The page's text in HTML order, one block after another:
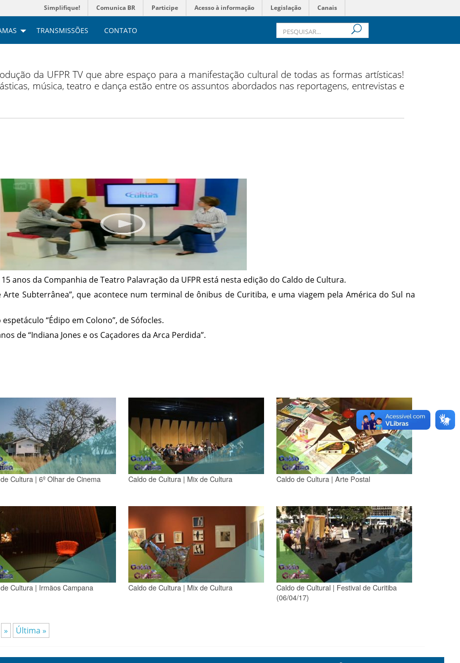
Simplifique! Comunica BR Participe Acesso à informação Legislação Canais
TRANSMISSÕES CONTATO
da UFPR TV que abre espaço para a manifestação cultural de todas as formas artísticas!
música, teatro e dança estão entre os assuntos abordados nas reportagens, entrevistas e
anos da Companhia de Teatro Palavração da UFPR está nesta edição do Caldo de Cultura.
Subterrânea”, que acontece num terminal de ônibus de Curitiba, e uma viagem pela América do Sul na
“Édipo em Colono”, de Sófocles.
de “Indiana Jones e os Caçadores da Arca Perdida”.
Cultura | 6º Olhar de Cinema Caldo de Cultura | Mix de Cultura Caldo de Cultura | Arte Postal
Cultura | Irmãos Campana Caldo de Cultura | Mix de Cultura
Caldo de Cultural | Festival de Curitiba
(06/04/17)
» Última »